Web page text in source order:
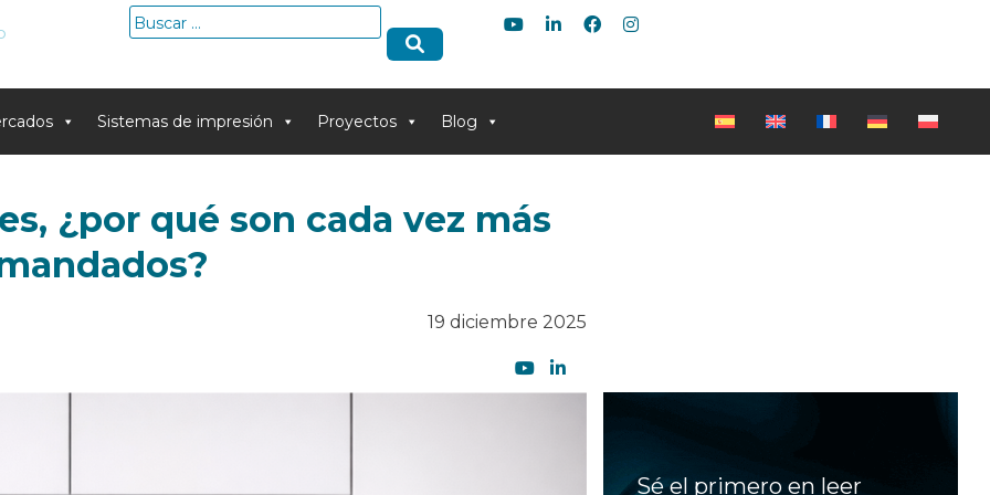
Buscar:
Sistemas de impresión Proyectos Blog
¿por qué son cada vez más
19 diciembre 2025
Sé el primero en leer